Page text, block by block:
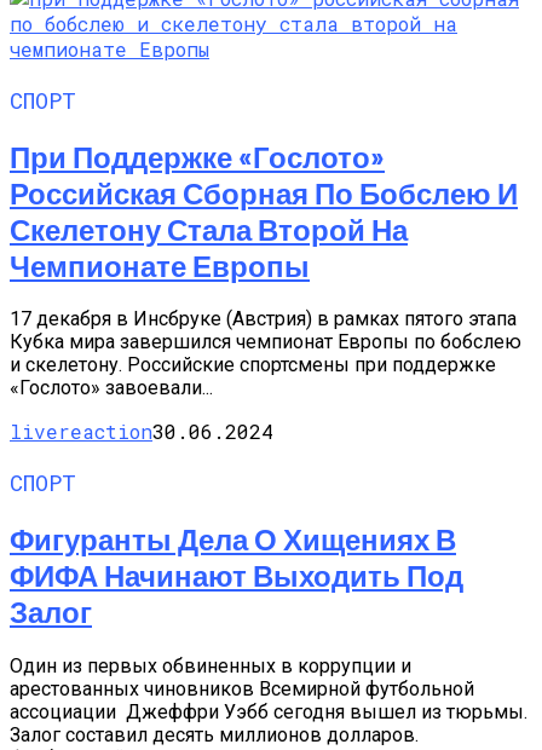
СПОРТ
При Поддержке «Гослото»
Российская Сборная По Бобслею И
Скелетону Стала Второй На
Чемпионате Европы
17 декабря в Инсбруке (Австрия) в рамках пятого этапа
Кубка мира завершился чемпионат Европы по бобслею
и скелетону. Российские спортсмены при поддержке
«Гослото» завоевали...
livereaction30.06.2024
СПОРТ
Фигуранты Дела О Хищениях В
ФИФА Начинают Выходить Под
Залог
Один из первых обвиненных в коррупции и
арестованных чиновников Всемирной футбольной
ассоциации Джеффри Уэбб сегодня вышел из тюрьмы.
Залог составил десять миллионов долларов.